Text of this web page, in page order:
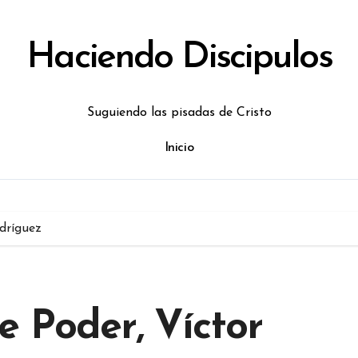
Haciendo Discipulos
Suguiendo las pisadas de Cristo
Inicio
Poder, Víctor